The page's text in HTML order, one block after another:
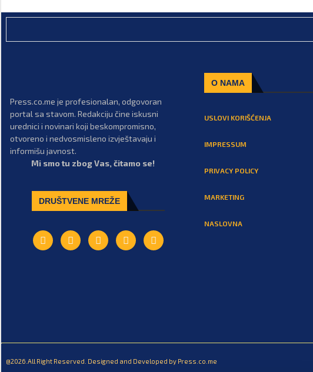
Press.co.me je profesionalan, odgovoran
portal sa stavom. Redakciju čine iskusni
urednici i novinari koji beskompromisno,
otvoreno i nedvosmisleno izvještavaju i
informišu javnost.
Mi smo tu zbog Vas, čitamo se!
DRUŠTVENE MREŽE
O NAMA
USLOVI KORIŠĆENJA
IMPRESSUM
PRIVACY POLICY
MARKETING
NASLOVNA
@2026.All Right Reserved. Designed and Developed by Press.co.me